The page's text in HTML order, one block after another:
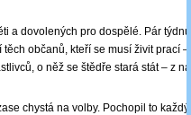
a dovolených pro dospělé. Pár
občanů, kteří se musí živit prací
o něž se štědře stará stát – z
chystá na volby. Pochopil to